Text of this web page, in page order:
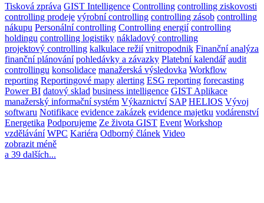
Tisková zpráva GIST Intelligence Controlling controlling ziskovosti
controlling prodeje výrobní controlling controlling zásob controlling
nákupu Personální controlling Controlling energií controlling
holdingu controlling logistiky nákladový controlling
projektový controlling kalkulace režií vnitropodnik Finanční analýza
finanční plánování pohledávky a závazky Platební kalendář audit
controllingu konsolidace manažerská výsledovka Workflow
reporting Reportingové mapy alerting ESG reporting forecasting
Power BI datový sklad business intelligence GIST Aplikace
manažerský informační systém Výkaznictví SAP HELIOS Vývoj
softwaru Notifikace evidence zakázek evidence majetku vodárenství
Energetika Podporujeme Ze života GIST Event Workshop
vzdělávání WPC Kariéra Odborný článek Video
zobrazit méně
a 39 dalších...